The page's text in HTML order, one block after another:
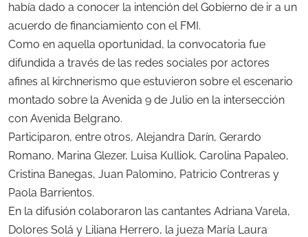
había dado a conocer la intención del Gobierno de ir a un
acuerdo de financiamiento con el FMI.
Como en aquella oportunidad, la convocatoria fue
difundida a través de las redes sociales por actores
afines al kirchnerismo que estuvieron sobre el escenario
montado sobre la Avenida 9 de Julio en la intersección
con Avenida Belgrano.
Participaron, entre otros, Alejandra Darín, Gerardo
Romano, Marina Glezer, Luisa Kulliok, Carolina Papaleo,
Cristina Banegas, Juan Palomino, Patricio Contreras y
Paola Barrientos.
En la difusión colaboraron las cantantes Adriana Varela,
Dolores Solá y Liliana Herrero, la jueza María Laura